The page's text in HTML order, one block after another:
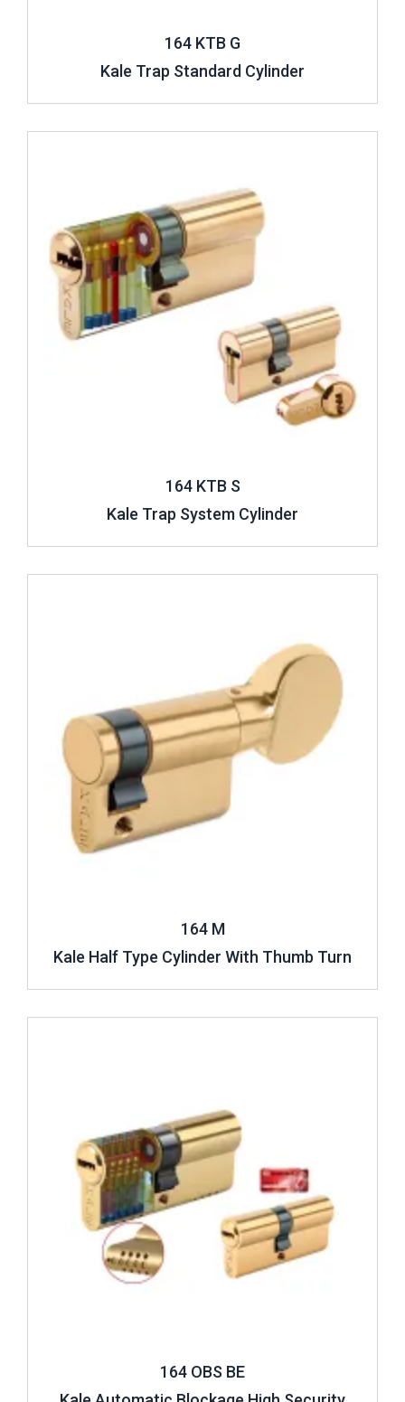
164 KTB G
Kale Trap Standard Cylinder
164 KTB S
Kale Trap System Cylinder
164 M
Kale Half Type Cylinder With Thumb Turn
164 OBS BE